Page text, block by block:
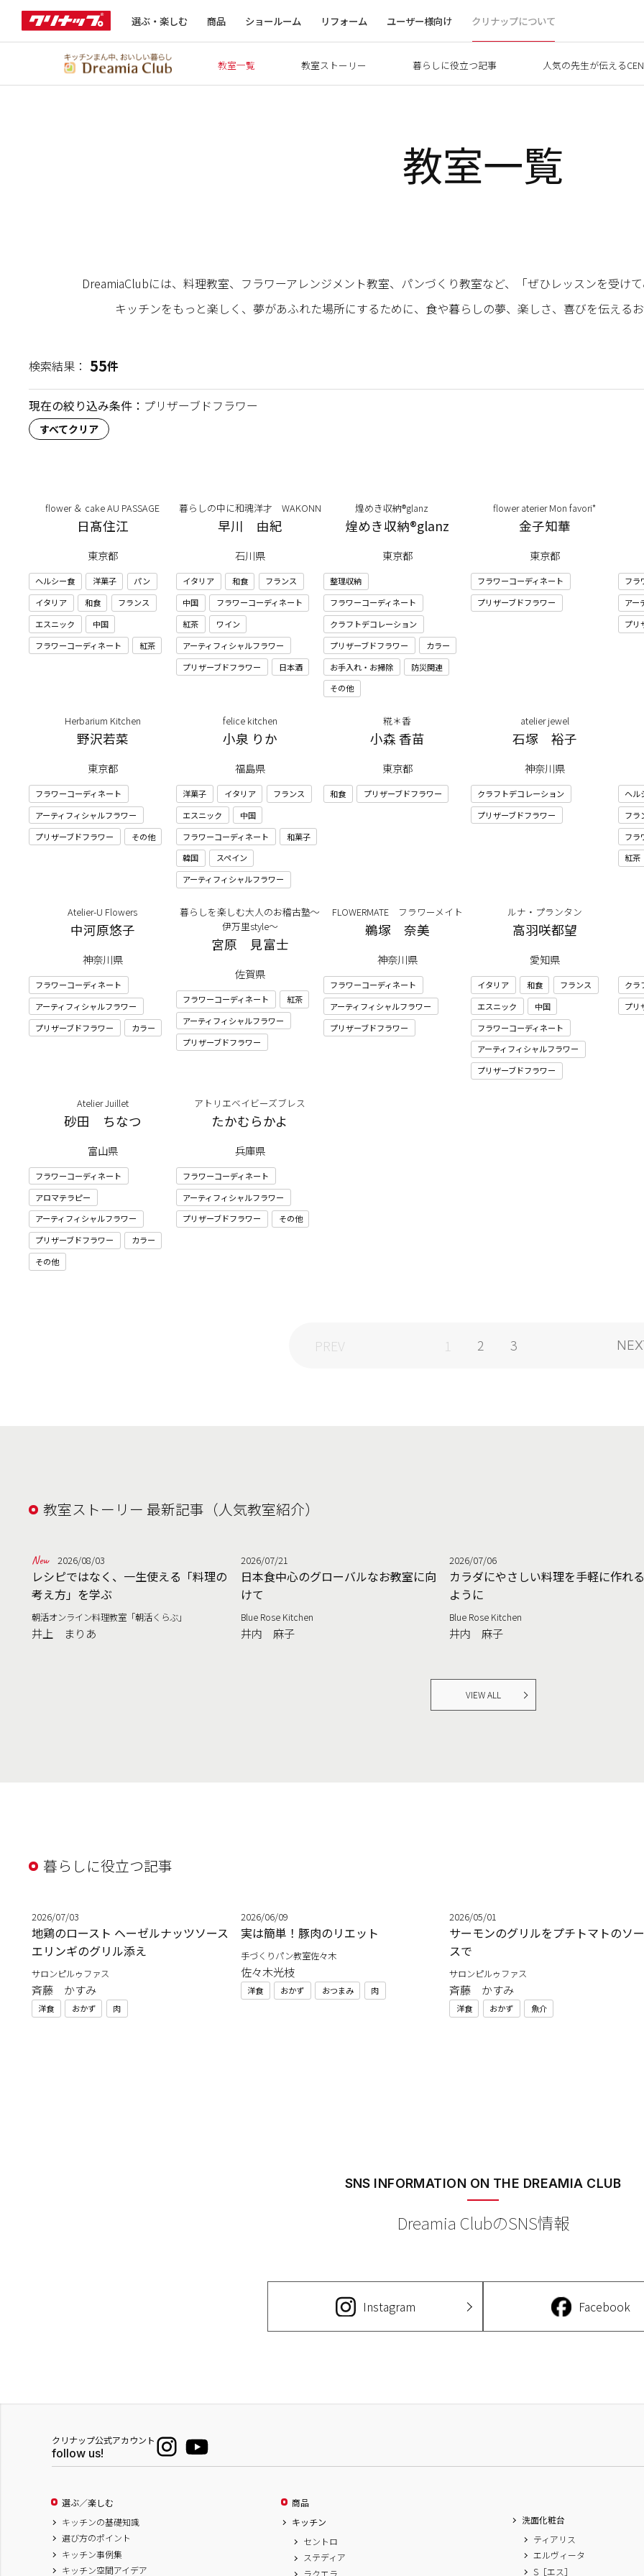
選ぶ・楽しむ 商品 ショールーム リフォーム ユーザー様向け クリナップについて
教室一覧
DreamiaClubには、料理教室、フラワーアレンジメント教室、パンづくり教室など、「ぜひレッスンを受け
キッチンをもっと楽しく、夢があふれた場所にするために、食や暮らしの夢、楽しさ、喜びを伝える
教室一覧 教室ストーリー 暮らしに役立つ記事 人気の先生が伝える
検索結果： 55件
現在の絞り込み条件： プリザーブドフラワー
すべてクリア
flower ＆ cake AU PASSAGE
日髙住江
東京都
ヘルシー食 洋菓子
パン
イタリア
和食
フランス
エスニック
中国
フラワーコーディネート
紅茶
暮らしの中に和魂洋才 WAKONN
早川 由紀
石川県
イタリア 和食
フランス
中国
フラワーコーディネート
紅茶
ワイン
アーティフィシャルフラワー
プリザーブドフラワー
日本酒
煌めき収納®glanz
煌めき収納®glanz
東京都
整理収納
フラワーコーディネート
クラフトデコレーション
プリザーブドフラワー
カラー
お手入れ・お掃除
防災関連
その他
flower aterier Mon favori*
金子知華
東京都
フラワーコーディネート
プリザーブドフラワー
フラ
アー
プリ
Herbarium Kitchen
野沢若菜
東京都
フラワーコーディネート
アーティフィシャルフラワー
プリザーブドフラワー
その他
felice kitchen
小泉 りか
福島県
洋菓子 イタリア
フランス
エスニック
中国
フラワーコーディネート
和菓子
韓国
スペイン
アーティフィシャルフラワー
糀＊香
小森 香苗
東京都
和食 プリザーブドフラワー
atelier jewel
石塚 裕子
神奈川県
クラフトデコレーション
プリザーブドフラワー
ヘル
フラ
フラ
紅茶
Atelier-U Flowers
中河原悠子
神奈川県
フラワーコーディネート
アーティフィシャルフラワー
プリザーブドフラワー
カラー
暮らしを楽しむ大人のお稽古塾～
伊万里style～
宮原 見富士
佐賀県
フラワーコーディネート
紅茶
アーティフィシャルフラワー
プリザーブドフラワー
FLOWERMATE フラワーメイト
鵜塚 奈美
神奈川県
フラワーコーディネート
アーティフィシャルフラワー
プリザーブドフラワー
ルナ・プランタン
高羽咲都望
愛知県
イタリア 和食
フランス
エスニック
中国
フラワーコーディネート
アーティフィシャルフラワー
プリザーブドフラワー
クラ
プリ
Atelier Juillet
砂田 ちなつ
富山県
フラワーコーディネート
アロマテラピー
アーティフィシャルフラワー
プリザーブドフラワー
カラー
その他
アトリエベイビーズブレス
たかむらかよ
兵庫県
フラワーコーディネート
アーティフィシャルフラワー
プリザーブドフラワー
その他
1 2 3
教室ストーリー 最新記事（人気教室紹介）
2026/08/03
レシピではなく、一生使える「料理の
考え方」を学ぶ
朝活オンライン料理教室「朝活くらぶ」
井上 まりあ
2026/07/21
日本食中心のグローバルなお教室に向
けて
Blue Rose Kitchen
井内 麻子
2026/07/06
カラダにやさしい料理を手軽に作れる
ように
Blue Rose Kitchen
井内 麻子
VIEW ALL
暮らしに役立つ記事
2026/07/03
地鶏のロースト ヘーゼルナッツソース
エリンギのグリル添え
サロンピルゥファス
斉藤 かすみ
洋食 おかず 肉
2026/06/09
実は簡単！豚肉のリエット
手づくりパン教室佐々木
佐々木光枝
洋食 おかず おつまみ 肉
2026/05/01
サーモンのグリルをプチトマトのソー
スで
サロンピルゥファス
斉藤 かすみ
洋食 おかず 魚介
SNS INFORMATION ON THE DREAMIA CLUB
Dreamia ClubのSNS情報
Instagram Facebook
クリナップ公式アカウント
follow us!
選ぶ／楽しむ
キッチンの基礎知識
選び方のポイント
キッチン事例集
キッチン空間アイデア
商品
キッチン
セントロ
ステディア
ラクエラ
洗面化粧台
ティアリス
エルヴィータ
S［エス］